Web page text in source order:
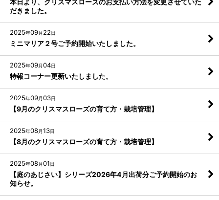
だきました。
2025年09月 22日
ミニマリア２号ご予約開始いたしました。
2025年09月04日
特報コーナー更新いたしました。
2025年09月03日
【9月のクリスマスローズの育て方・栽培管理】
2025年08月13日
【8月のクリスマスローズの育て方・栽培管理】
2025年08月01日
【庭のあじさい】シリーズ2026年4月出荷分ご予約開始のお
知らせ。